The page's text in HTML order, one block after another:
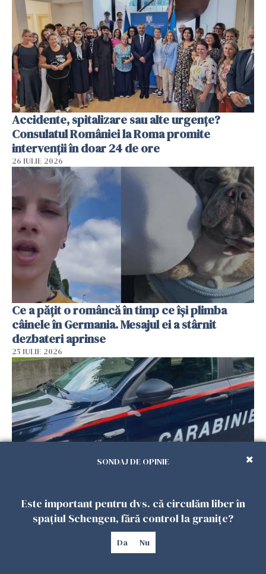
Accidente, spitalizare sau alte urgențe?
Consulatul României la Roma promite
intervenții în doar 24 de ore
26 IULIE 2026
Ce a pățit o româncă în timp ce își plimba
câinele în Germania. Mesajul ei a stârnit
dezbateri aprinse
25 IULIE 2026
Româncă din Italia, acuzată că și-a lăsat copiii
singuri în casă pentru a merge la mall. Vecinii
au dat alarma
SONDAJ DE OPINIE
Este important pentru dvs. că circulăm liber în
spațiul Schengen, fără control la granițe?
Da Nu